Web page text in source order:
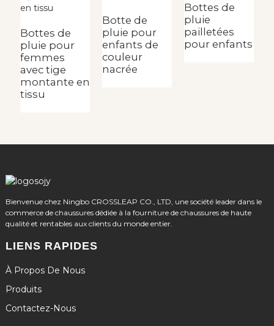
Bottes de
pluie pour
femmes
avec tige
montante en
tissu
Botte de
pluie pour
enfants de
couleur
nacrée
Bottes de
pluie
pailletées
pour enfants
Bienvenue chez Ningbo CROSSLEAP CO., LTD, une société leader dans le
commerce de chaussures dédiée à la fourniture de chaussures de haute
qualité et rentables aux clients du monde entier.
LIENS RAPIDES
À Propos De Nous
Produits
Contactez-Nous